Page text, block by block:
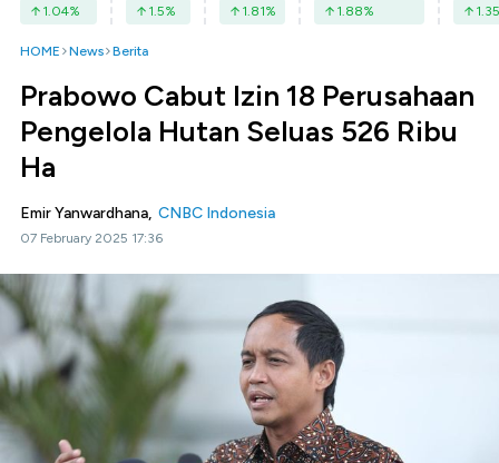
1.04% 1.5% 1.81% 1.88% 1.35
HOME News Berita
Prabowo Cabut Izin 18 Perusahaan
Pengelola Hutan Seluas 526 Ribu
Ha
Emir Yanwardhana, CNBC Indonesia
07 February 2025 17:36